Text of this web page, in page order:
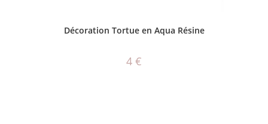
Décoration Tortue en Aqua Résine
4 €